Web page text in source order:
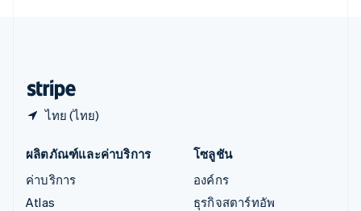
ไทย (ไทย)
ผลิตภัณฑ์และค่าบริการ
ค่าบริการ
Atlas
โซลูชัน
องค์กร
ธุรกิจสตาร์ทอัพ